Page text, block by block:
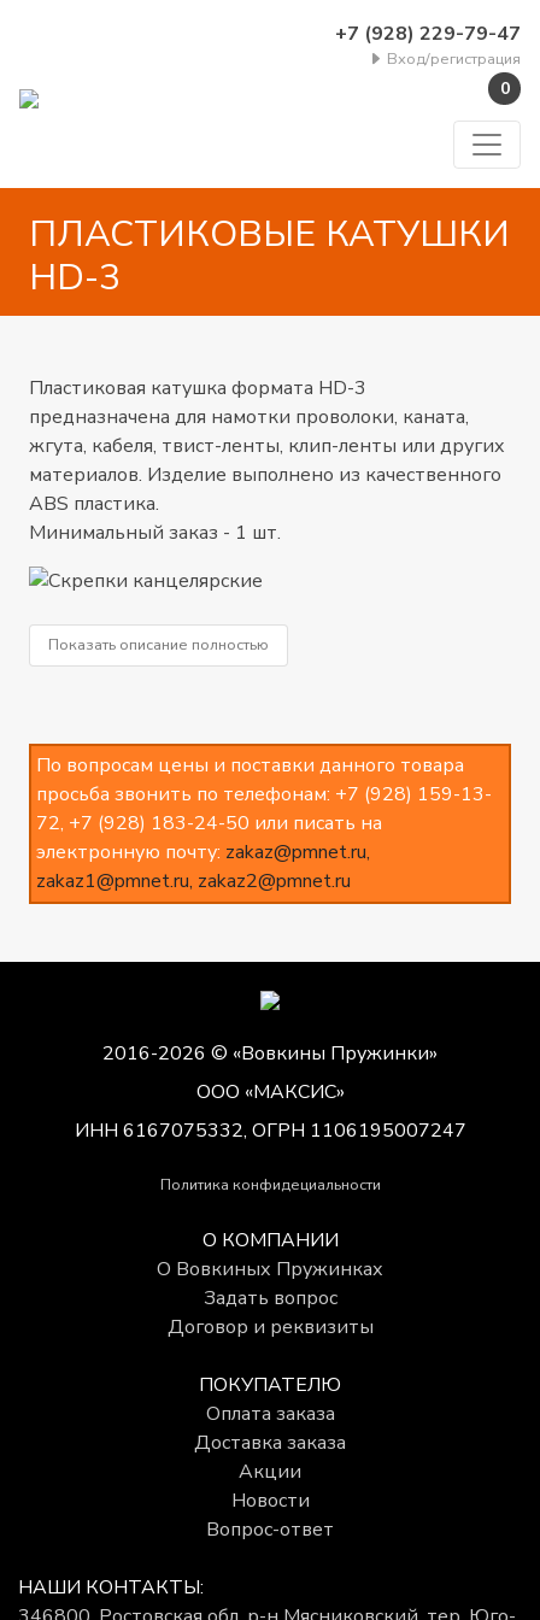
+7 (928) 229-79-47
Вход/регистрация
0
ПЛАСТИКОВЫЕ КАТУШКИ
HD-3
Пластиковая катушка формата HD-3
предназначена для намотки проволоки, каната,
жгута, кабеля, твист-ленты, клип-ленты или других
материалов. Изделие выполнено из качественного
ABS пластика.
Минимальный заказ - 1 шт.
Показать описание полностью
По вопросам цены и поставки данного товара
просьба звонить по телефонам: +7 (928) 159-13-
72, +7 (928) 183-24-50 или писать на
электронную почту: zakaz@pmnet.ru,
zakaz1@pmnet.ru, zakaz2@pmnet.ru
2016-2026 © «Вовкины Пружинки»
ООО «МАКСИС»
ИНН 6167075332, ОГРН 1106195007247
Политика конфидециальности
О КОМПАНИИ
О Вовкиных Пружинках
Задать вопрос
Договор и реквизиты
ПОКУПАТЕЛЮ
Оплата заказа
Доставка заказа
Акции
Новости
Вопрос-ответ
НАШИ КОНТАКТЫ: